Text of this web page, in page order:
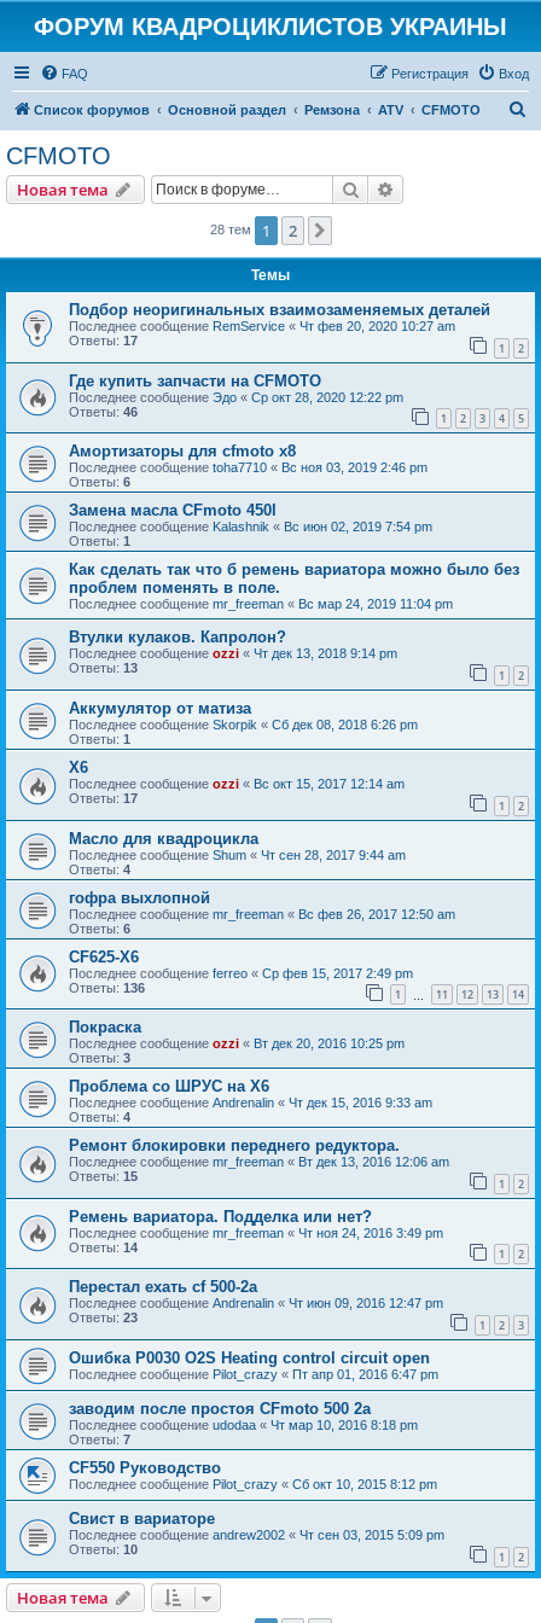
ФОРУМ КВАДРОЦИКЛИСТОВ УКРАИНЫ
FAQ Вход
Регистрация
Список форумов Основной раздел Ремзона ATV CFMOTO
CFMOTO
Новая тема Поиск
28 тем 1 2
Темы
Подбор неоригинальных взаимозаменяемых деталей
Последнее сообщение RemService « Чт фев 20, 2020 10:27 am
Ответы: 17 1 2
Где купить запчасти на CFMOTO
Последнее сообщение Эдо « Ср окт 28, 2020 12:22 pm
Ответы: 46 1 2 3 4 5
Амортизаторы для cfmoto x8
Последнее сообщение toha7710 « Вс ноя 03, 2019 2:46 pm
Ответы: 6
Замена масла CFmoto 450l
Последнее сообщение Kalashnik « Вс июн 02, 2019 7:54 pm
Ответы: 1
Как сделать так что б ремень вариатора можно было без
проблем поменять в поле.
Последнее сообщение mr_freeman « Вс мар 24, 2019 11:04 pm
Втулки кулаков. Капролон?
Последнее сообщение ozzi « Чт дек 13, 2018 9:14 pm
Ответы: 13 1 2
Аккумулятор от матиза
Последнее сообщение Skorpik « Сб дек 08, 2018 6:26 pm
Ответы: 1
Х6
Последнее сообщение ozzi « Вс окт 15, 2017 12:14 am
Ответы: 17 1 2
Масло для квадроцикла
Последнее сообщение Shum « Чт сен 28, 2017 9:44 am
Ответы: 4
гофра выхлопной
Последнее сообщение mr_freeman « Вс фев 26, 2017 12:50 am
Ответы: 6
CF625-X6
Последнее сообщение ferreo « Ср фев 15, 2017 2:49 pm
Ответы: 136 1 11 12 13 14
Покраска
Последнее сообщение ozzi « Вт дек 20, 2016 10:25 pm
Ответы: 3
Проблема со ШРУС на Х6
Последнее сообщение Andrenalin « Чт дек 15, 2016 9:33 am
Ответы: 4
Ремонт блокировки переднего редуктора.
Последнее сообщение mr_freeman « Вт дек 13, 2016 12:06 am
Ответы: 15 1 2
Ремень вариатора. Подделка или нет?
Последнее сообщение mr_freeman « Чт ноя 24, 2016 3:49 pm
Ответы: 14 1 2
Перестал ехать cf 500-2a
Последнее сообщение Andrenalin « Чт июн 09, 2016 12:47 pm
Ответы: 23 1 2 3
Ошибка P0030 O2S Heating control circuit open
Последнее сообщение Pilot_crazy « Пт апр 01, 2016 6:47 pm
заводим после простоя CFmoto 500 2a
Последнее сообщение udodaa « Чт мар 10, 2016 8:18 pm
Ответы: 7
CF550 Руководство
Последнее сообщение Pilot_crazy « Сб окт 10, 2015 8:12 pm
Свист в вариаторе
Последнее сообщение andrew2002 « Чт сен 03, 2015 5:09 pm
Ответы: 10 1 2
Новая тема